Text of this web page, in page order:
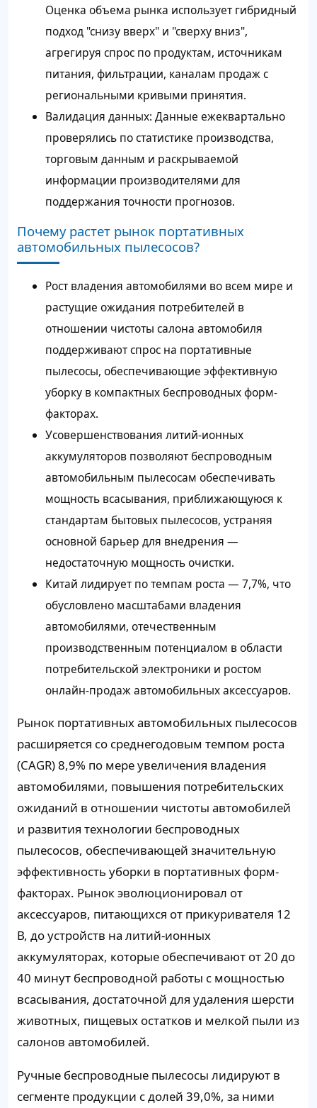
Оценка объема рынка использует гибридный
подход "снизу вверх" и "сверху вниз",
агрегируя спрос по продуктам, источникам
питания, фильтрации, каналам продаж с
региональными кривыми принятия.
Валидация данных: Данные ежеквартально
проверялись по статистике производства,
торговым данным и раскрываемой
информации производителями для
поддержания точности прогнозов.
Почему растет рынок портативных
автомобильных пылесосов?
Рост владения автомобилями во всем мире и
растущие ожидания потребителей в
отношении чистоты салона автомобиля
поддерживают спрос на портативные
пылесосы, обеспечивающие эффективную
уборку в компактных беспроводных форм-
факторах.
Усовершенствования литий-ионных
аккумуляторов позволяют беспроводным
автомобильным пылесосам обеспечивать
мощность всасывания, приближающуюся к
стандартам бытовых пылесосов, устраняя
основной барьер для внедрения —
недостаточную мощность очистки.
Китай лидирует по темпам роста — 7,7%, что
обусловлено масштабами владения
автомобилями, отечественным
производственным потенциалом в области
потребительской электроники и ростом
онлайн-продаж автомобильных аксессуаров.
Рынок портативных автомобильных пылесосов
расширяется со среднегодовым темпом роста
(CAGR) 8,9% по мере увеличения владения
автомобилями, повышения потребительских
ожиданий в отношении чистоты автомобилей
и развития технологии беспроводных
пылесосов, обеспечивающей значительную
эффективность уборки в портативных форм-
факторах. Рынок эволюционировал от
аксессуаров, питающихся от прикуривателя 12
В, до устройств на литий-ионных
аккумуляторах, которые обеспечивают от 20 до
40 минут беспроводной работы с мощностью
всасывания, достаточной для удаления шерсти
животных, пищевых остатков и мелкой пыли из
салонов автомобилей.
Ручные беспроводные пылесосы лидируют в
сегменте продукции с долей 39,0%, за ними